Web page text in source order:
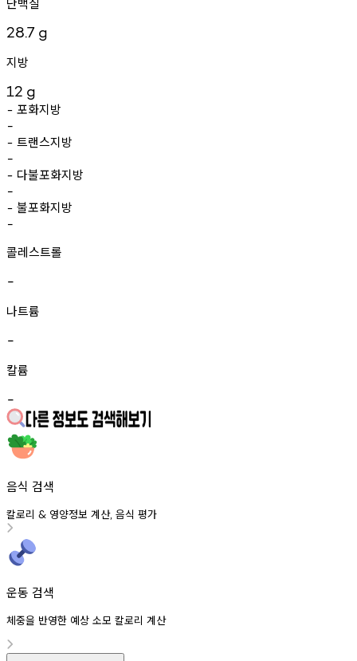
28.7 g
지방
12 g
- 포화지방
-
- 트랜스지방
-
- 다불포화지방
-
- 불포화지방
-
콜레스트롤
-
나트륨
-
칼륨
-
음식 검색
칼로리 & 영양정보 계산, 음식 평가
운동 검색
체중을 반영한 예상 소모 칼로리 계산